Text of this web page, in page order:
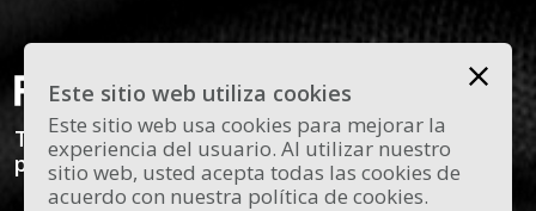
Todas las novedades y curiosidades sobre el
panorama actual del flamenco en Madrid.
Este sitio web utiliza cookies
Este sitio web usa cookies para mejorar la
experiencia del usuario. Al utilizar nuestro
sitio web, usted acepta todas las cookies de
acuerdo con nuestra política de cookies.